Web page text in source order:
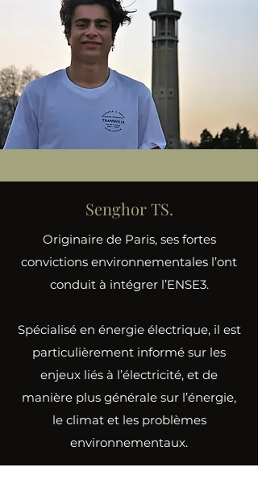
Senghor TS.
Originaire de Paris, ses fortes
convictions environnementales l’ont
conduit à intégrer l’ENSE3.
Spécialisé en énergie électrique, il est
particulièrement informé sur les
enjeux liés à l’électricité, et de
manière plus générale sur l’énergie,
le climat et les problèmes
environnementaux.